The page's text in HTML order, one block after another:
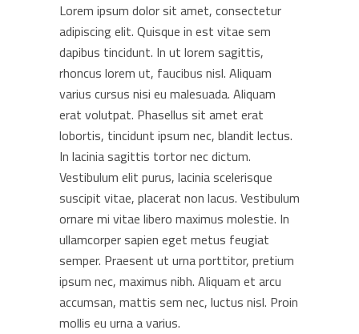
Lorem ipsum dolor sit amet, consectetur
adipiscing elit. Quisque in est vitae sem
dapibus tincidunt. In ut lorem sagittis,
rhoncus lorem ut, faucibus nisl. Aliquam
varius cursus nisi eu malesuada. Aliquam
erat volutpat. Phasellus sit amet erat
lobortis, tincidunt ipsum nec, blandit lectus.
In lacinia sagittis tortor nec dictum.
Vestibulum elit purus, lacinia scelerisque
suscipit vitae, placerat non lacus. Vestibulum
ornare mi vitae libero maximus molestie. In
ullamcorper sapien eget metus feugiat
semper. Praesent ut urna porttitor, pretium
ipsum nec, maximus nibh. Aliquam et arcu
accumsan, mattis sem nec, luctus nisl. Proin
mollis eu urna a varius.